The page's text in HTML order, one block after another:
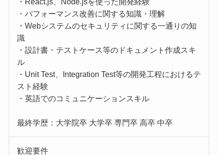
・パフォーマンス改善に関する知識・理解
・Webシステムのセキュリティに関する一通りの知
識
・設計書・テストケース等のドキュメント作成スキ
ル
・Unit Test、Integration Test等の開発工程におけるテ
スト経験
・英語でのコミュニケーションスキル
最終学歴：大学院卒 大学卒 専門卒 高卒 中卒
歓迎要件